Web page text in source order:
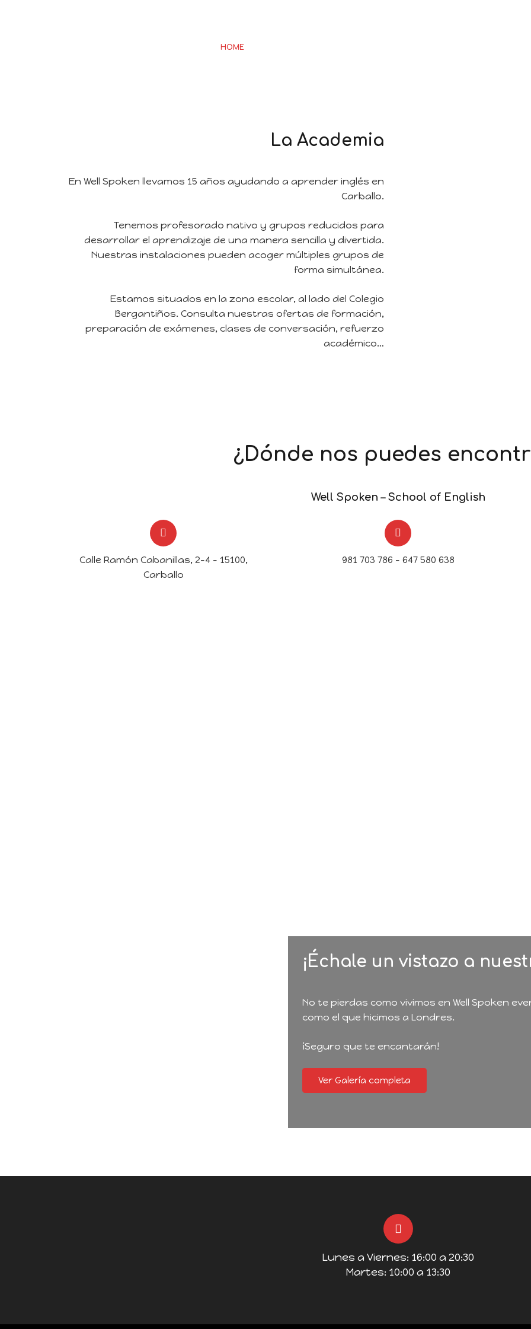
HOME
La Academia
En Well Spoken llevamos 15 años ayudando a aprender inglés en
Carballo.
Tenemos profesorado nativo y grupos reducidos para
desarrollar el aprendizaje de una manera sencilla y divertida.
Nuestras instalaciones pueden acoger múltiples grupos de
forma simultánea.
Estamos situados en la zona escolar, al lado del Colegio
Bergantiños. Consulta nuestras ofertas de formación,
preparación de exámenes, clases de conversación, refuerzo
académico…
¿Dónde nos puedes
Well Spoken – School of English
Calle Ramón Cabanillas, 2-4 - 15100,
Carballo
981 703 786 – 647 580 638
¡Échale un vistazo a
No te pierdas como vivimos en Well Spoken
como el que hicimos a Londres.
¡Seguro que te encantarán!
Ver Galería completa
Lunes a Viernes: 16:00 a 20:30
Martes: 10:00 a 13:30